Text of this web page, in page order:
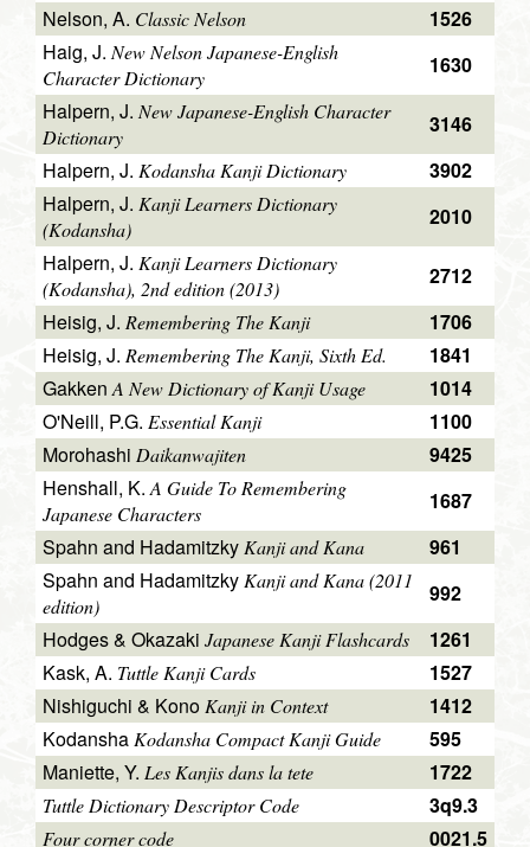
Nelson, A. Classic Nelson
1526
Haig, J.New Nelson Japanese-English
Character Dictionary
1630
Halpern, J. New Japanese-English Character
Dictionary
3146
Halpern, J. Kodansha Kanji Dictionary
3902
Halpern, J. Kanji Learners Dictionary
(Kodansha)
2010
Halpern, J. Kanji Learners Dictionary
(Kodansha), 2nd edition (2013)
2712
Heisig, J. Remembering The Kanji
1706
Heisig, J. Remembering The Kanji, Sixth Ed.
1841
GakkenA New Dictionary of Kanji Usage
1014
O'Neill, P.G. Essential Kanji
1100
Morohashi Daikanwajiten
9425
Henshall, K.A Guide To Remembering
Japanese Characters
1687
Spahn and Hadamitzky Kanji and Kana
961
Spahn and Hadamitzky Kanji and Kana (2011
edition)
992
Hodges & Okazaki Japanese Kanji Flashcards
1261
Kask, A. Tuttle Kanji Cards
1527
Nishiguchi & Kono Kanji in Context
1412
Kodansha Kodansha Compact Kanji Guide
595
Maniette, Y. Les Kanjis dans la tete 1722
Tuttle Dictionary Descriptor Code 3q9.3
Four corner code 0021.5